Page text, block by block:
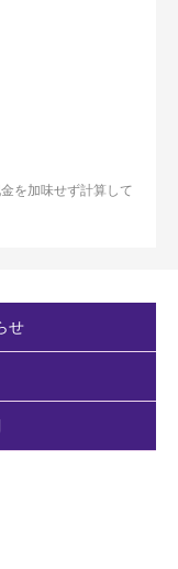
を加味せず計算して
せ